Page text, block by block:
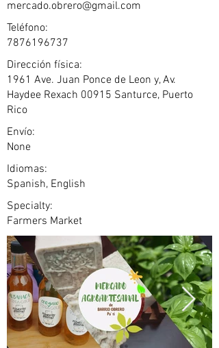
mercado.obrero@gmail.com
Teléfono:
7876196737
Dirección física:
1961 Ave. Juan Ponce de Leon y, Av.
Haydee Rexach 00915 Santurce, Puerto
Rico
Envío:
None
Idiomas:
Spanish, English
Specialty:
Farmers Market